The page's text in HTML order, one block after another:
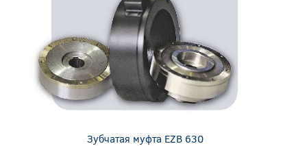
Зубчатая муфта EZB 630